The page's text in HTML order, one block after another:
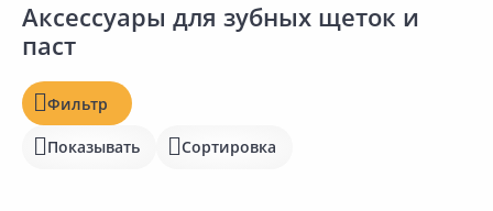
товары
Аксессуары для зубных щеток и
пастСтатус
Отзывы
Рейтинг
Фильтр
Показывать Сортировка